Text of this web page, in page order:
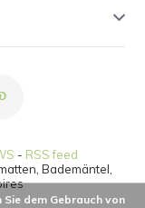
- RSS feed
Bademäntel,
dem Gebrauch von